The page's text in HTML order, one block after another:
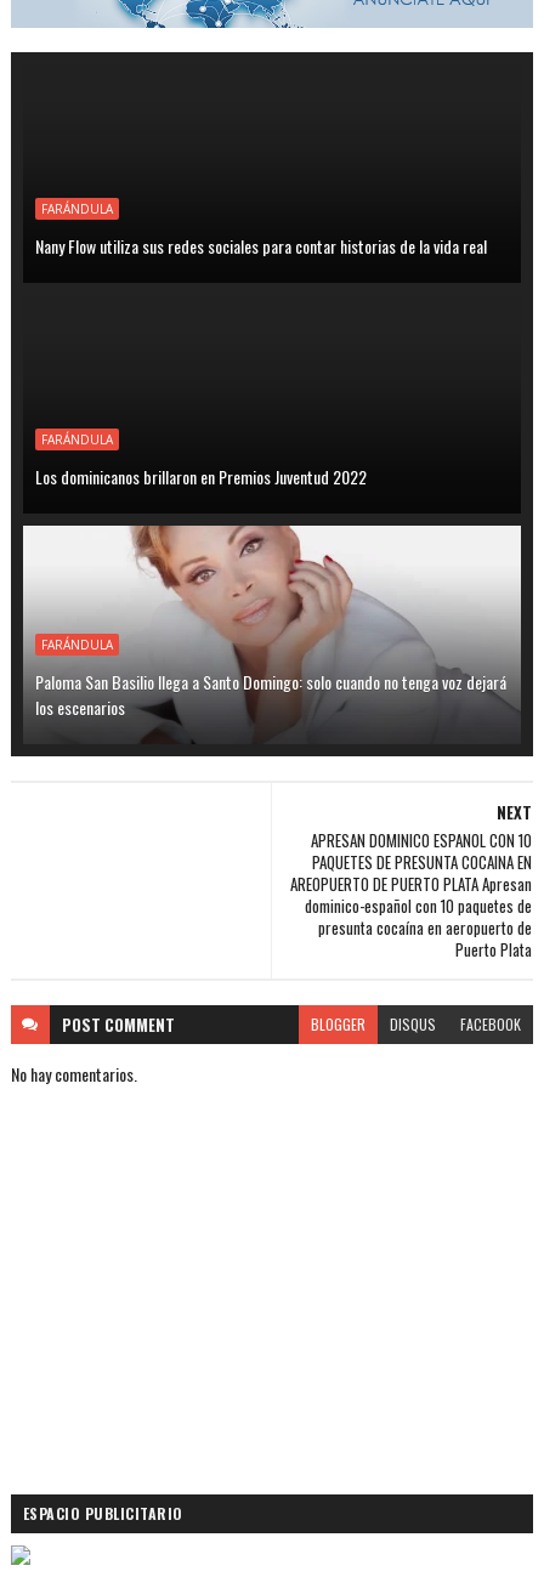
FARÁNDULA
Nany Flow utiliza sus redes sociales para contar historias de la vida real
FARÁNDULA
Los dominicanos brillaron en Premios Juventud 2022
FARÁNDULA
Paloma San Basilio llega a Santo Domingo: solo cuando no tenga voz dejará
los escenarios
NEXT
APRESAN DOMINICO ESPANOL CON 10
PAQUETES DE PRESUNTA COCAINA EN
AREOPUERTO DE PUERTO PLATA Apresan
dominico-español con 10 paquetes de
presunta cocaína en aeropuerto de
Puerto Plata
POST COMMENT BLOGGER DISQUS FACEBOOK
No hay comentarios.
ESPACIO PUBLICITARIO